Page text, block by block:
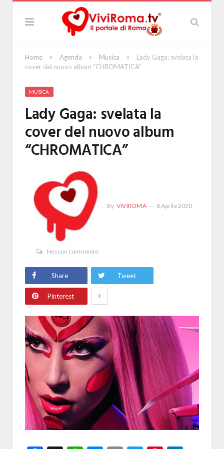
Home » Agenda » Musica »
Lady Gaga: svelata la
cover del nuovo album “CHROMATICA”
MUSICA
Lady Gaga: svelata la
cover del nuovo album
“CHROMATICA”
By VIVIROMA 8 Aprile 2020
Nessun commento
Share Tweet
Pinterest +